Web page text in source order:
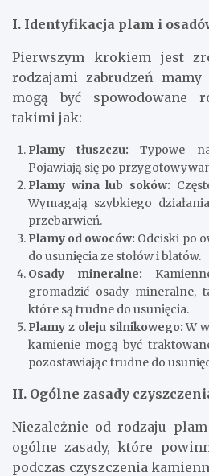
I. Identyfikacja plam i
Pierwszym krokiem jest
rodzajami zabrudzeń
mogą być spowodowane
takimi jak:
Plamy tłuszczu: Typowe
Pojawiają się po
Plamy wina lub soków:
Wymagają szybkiego
przebarwień.
Plamy od owoców: Odciski po
do usunięcia ze stołów i blatów.
Osady mineralne:
gromadzić osady mineralne,
które są trudne do usunięcia.
Plamy z oleju silnikowego:W
kamienie mogą być
pozostawiając trudne do
II. Ogólne zasady
Niezależnie od rodzaju
ogólne zasady, które
podczas czyszczenia